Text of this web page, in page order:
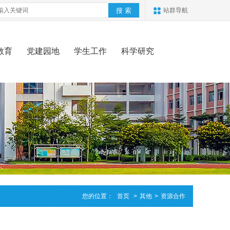
站群导航
育 党建园地 学生工作 科学研究
您的位置： 首页 > 其他 > 资源合作